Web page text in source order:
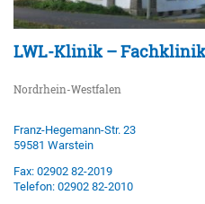
LWL-Klinik –
Nordrhein-Westfalen
Franz-Hegemann-Str. 23
59581 Warstein
Fax: 02902 82-2019
Telefon: 02902 82-2010